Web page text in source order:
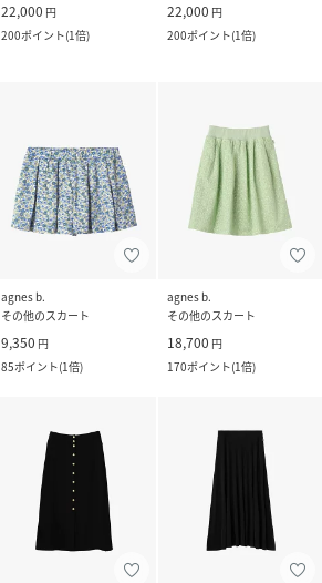
22,000 円
200ポイント(1倍)
22,000 円
200ポイント(1倍)
agnes b.
その他のスカート
9,350 円
85ポイント(1倍)
agnes b.
その他のスカート
18,700 円
170ポイント(1倍)